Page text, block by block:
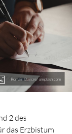
Romain Dancre/ unsplash.com
2 des
das Erzbistum